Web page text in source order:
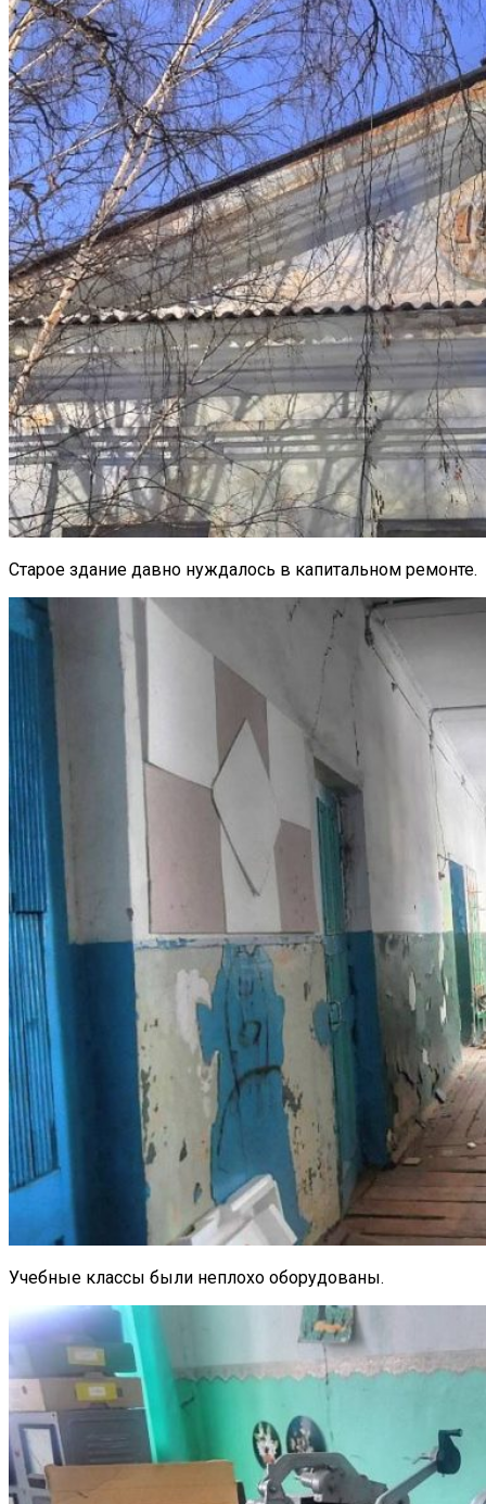
Старое здание давно нуждалось в капитальном ремонте.
Учебные классы были неплохо оборудованы.